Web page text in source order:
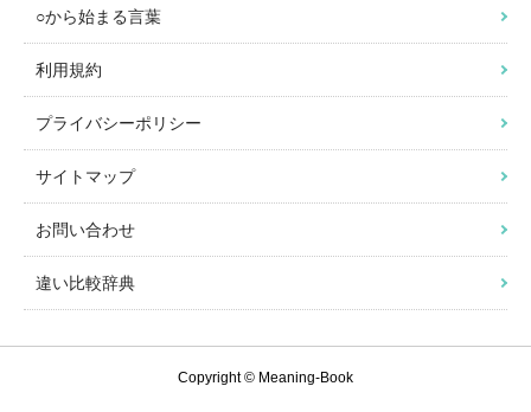
○から始まる言葉
利用規約
プライバシーポリシー
サイトマップ
お問い合わせ
違い比較辞典
Copyright © Meaning-Book